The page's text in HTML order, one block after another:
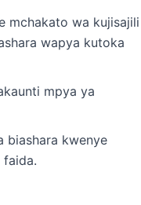
mchakato wa kujisajili
wapya kutoka
mpya ya
biashara kwenye